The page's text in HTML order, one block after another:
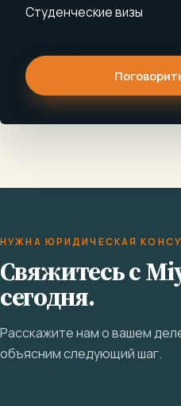
Студенческие визы
НУЖНА ЮРИДИЧЕСКАЯ
Свяжитесь с
сегодня.
Расскажите нам о вашем
объясним следующий шаг.